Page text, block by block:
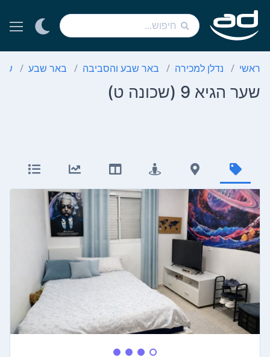
ראשי נדלן למכירה באר שבע והסביבה באר שבע
שער הגיא 9 (שכונה ט)